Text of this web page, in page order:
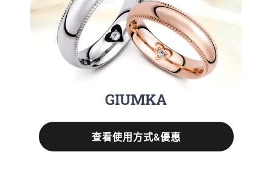
GIUMKA
查看使用方式&優惠